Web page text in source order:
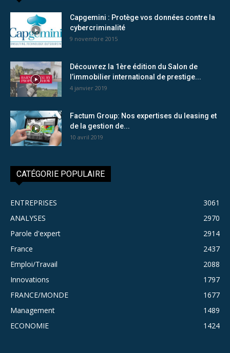
Capgemini : Protège vos données contre la
cybercriminalité
9 novembre 2015
Découvrez la 1ère édition du Salon de
l’immobilier international de prestige...
4 janvier 2019
Factum Group: Nos expertises du leasing et
de la gestion de...
10 avril 2019
CATÉGORIE POPULAIRE
ENTREPRISES
3061
ANALYSES
2970
Parole d'expert
2914
France
2437
Emploi/Travail
2088
Innovations
1797
FRANCE/MONDE
1677
Management
1489
ECONOMIE
1424